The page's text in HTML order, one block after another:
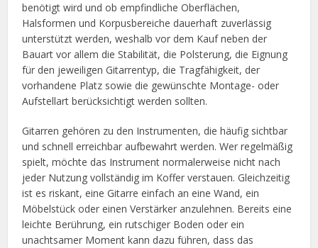
benötigt wird und ob empfindliche Oberflächen,
Halsformen und Korpusbereiche dauerhaft zuverlässig
unterstützt werden, weshalb vor dem Kauf neben der
Bauart vor allem die Stabilität, die Polsterung, die Eignung
für den jeweiligen Gitarrentyp, die Tragfähigkeit, der
vorhandene Platz sowie die gewünschte Montage- oder
Aufstellart berücksichtigt werden sollten.
Gitarren gehören zu den Instrumenten, die häufig sichtbar
und schnell erreichbar aufbewahrt werden. Wer regelmäßig
spielt, möchte das Instrument normalerweise nicht nach
jeder Nutzung vollständig im Koffer verstauen. Gleichzeitig
ist es riskant, eine Gitarre einfach an eine Wand, ein
Möbelstück oder einen Verstärker anzulehnen. Bereits eine
leichte Berührung, ein rutschiger Boden oder ein
unachtsamer Moment kann dazu führen, dass das